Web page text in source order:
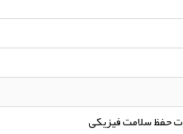
حفظ سلامت فیزیکی